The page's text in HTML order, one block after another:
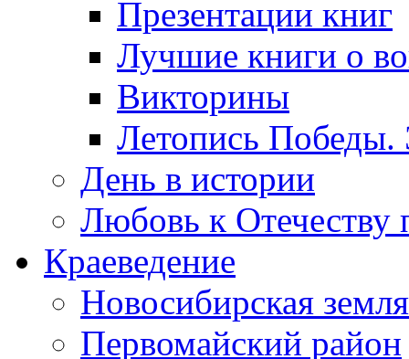
Презентации книг
Лучшие книги о
Викторины
Летопись Победы.
День в истории
Любовь к Отечеству
Краеведение
Новосибирская земля
Первомайский район